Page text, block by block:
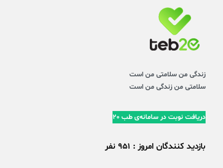
زندگی من سلامتی من است
سلامتی من زندگی من است
دریافت نوبت در سامانه‌ی طب 20
بازدید کنندگان امروز : 951 نفر